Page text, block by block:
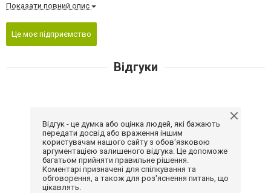
Показати повний опис
Це моє підприємство
Відгуки
Відгук - це думка або оцінка людей, які бажають
передати досвід або враження іншим
користувачам нашого сайту з обов'язковою
аргументацією залишеного відгука. Це допоможе
багатьом прийняти правильне рішення.
Коментарі призначені для спілкування та
обговорення, а також для роз'яснення питань, що
цікавлять.